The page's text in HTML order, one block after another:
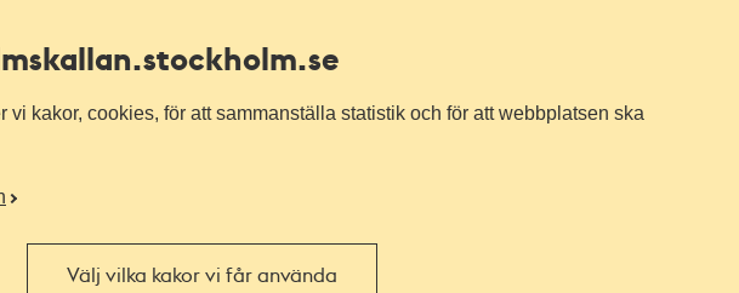
.stockholm.se
kakor, cookies, för att sammanställa statistik och för att webbplatsen ska
Välj vilka kakor vi får använda